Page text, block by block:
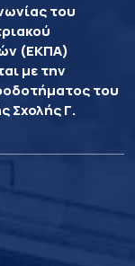
του
(ΕΚΠΑ)
με την
του
Σχολής Γ.